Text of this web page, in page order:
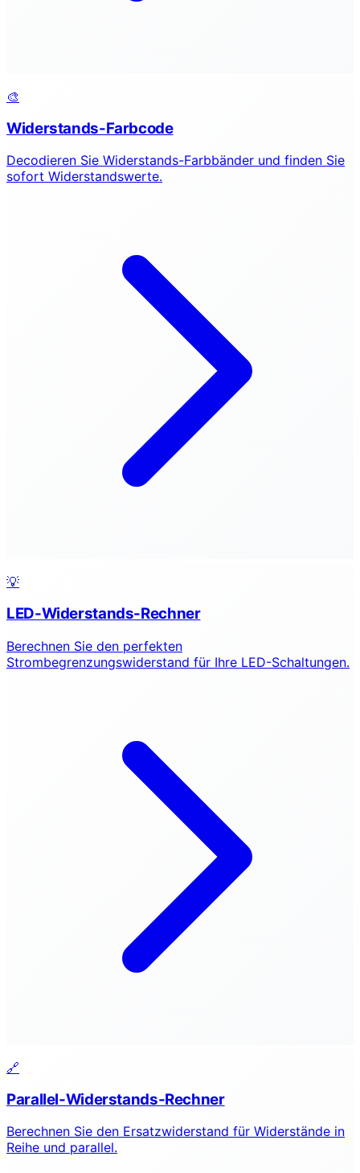
🎨
Widerstands-Farbcode
Decodieren Sie Widerstands-Farbbänder und finden Sie
sofort Widerstandswerte.
💡
LED-Widerstands-Rechner
Berechnen Sie den perfekten
Strombegrenzungswiderstand für Ihre LED-Schaltungen.
🔗
Parallel-Widerstands-Rechner
Berechnen Sie den Ersatzwiderstand für Widerstände in
Reihe und parallel.